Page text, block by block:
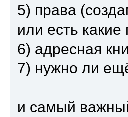
5) права
или есть
6) адресная
7) нужно ли
и самый